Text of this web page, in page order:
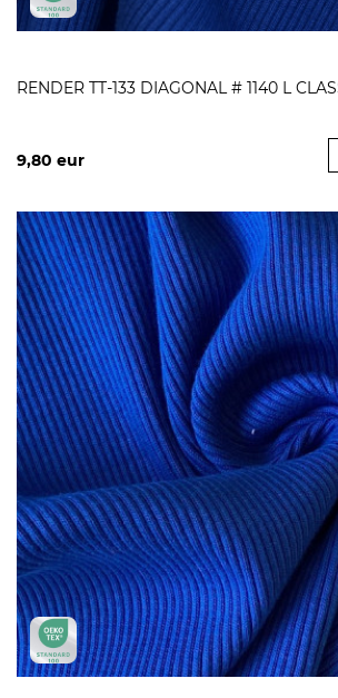
RENDER TT-133 DIAGONAL # 1140 L
9,80 eur